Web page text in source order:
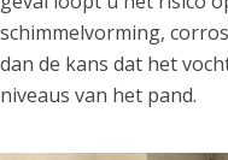
schimmelvorming,
dan de kans dat het
niveaus van het pand.